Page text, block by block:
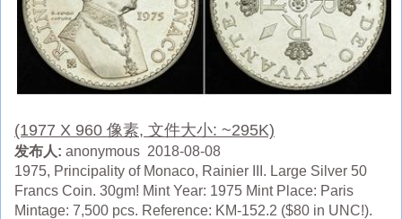
(1977 X 960 像素, 文件大小: ~295K)
发布人: anonymous 2018-08-08
1975, Principality of Monaco, Rainier III. Large Silver 50
Francs Coin. 30gm! Mint Year: 1975 Mint Place: Paris
Mintage: 7,500 pcs. Reference: KM-152.2 ($80 in UNC!).